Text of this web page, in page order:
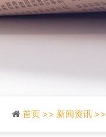
首页 >> 新闻资讯 >>